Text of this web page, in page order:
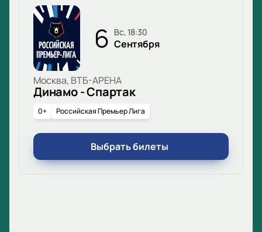
6 вс, 18:30
Сентября
Москва, ВТБ-АРЕНА
Динамо - Спартак
0+ Российская Премьер Лига
Выбрать билеты